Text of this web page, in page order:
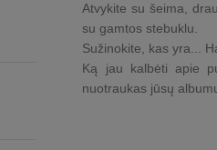
Atvykite su šeima,
su gamtos stebuklu.
Sužinokite, kas yra...
Ką jau kalbėti apie
nuotraukas jūsų